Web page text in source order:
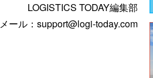
LOGISTICS TODAY編集部
メール：support@logi-today.com